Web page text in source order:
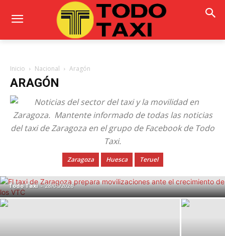
Inicio Nacional Aragón
ARAGÓN
Zaragoza Huesca Teruel
El taxi de Zaragoza prepara
movilizaciones ante el crecimiento de
Todo Taxi - 28/06/2026